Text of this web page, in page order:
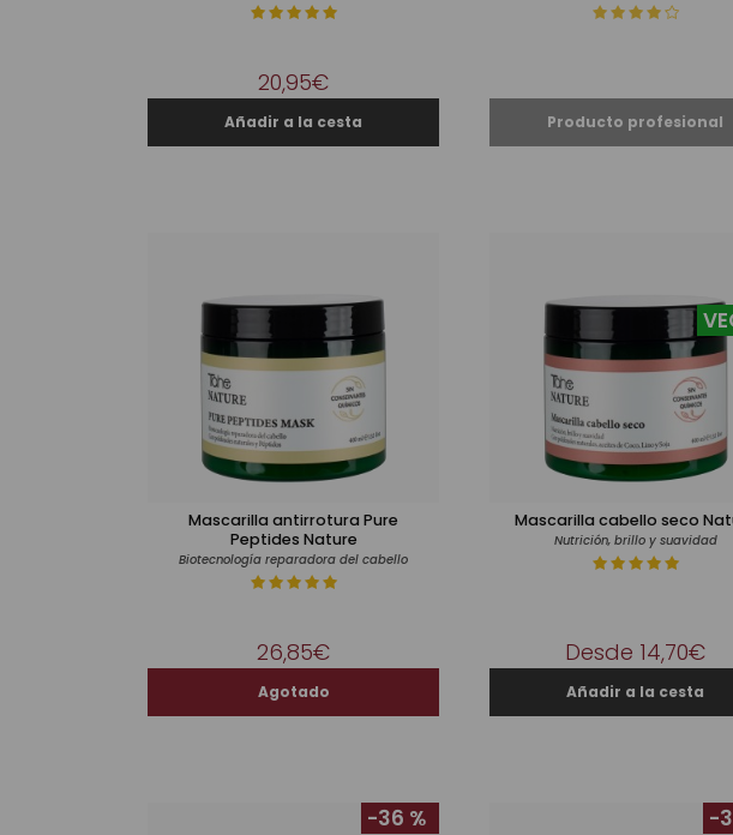
20,95€
Mascarilla antirrotura Pure
Peptides Nature
Biotecnología reparadora del cabello
26,85€
Mascarilla cabello seco
Nutrición, brillo y suavidad
Desde 14,70€
-36 % -